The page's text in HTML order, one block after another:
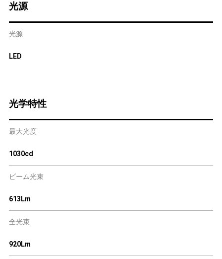
光源
光源
LED
光学特性
最大光度
1030cd
ビーム光束
613Lm
全光束
920Lm